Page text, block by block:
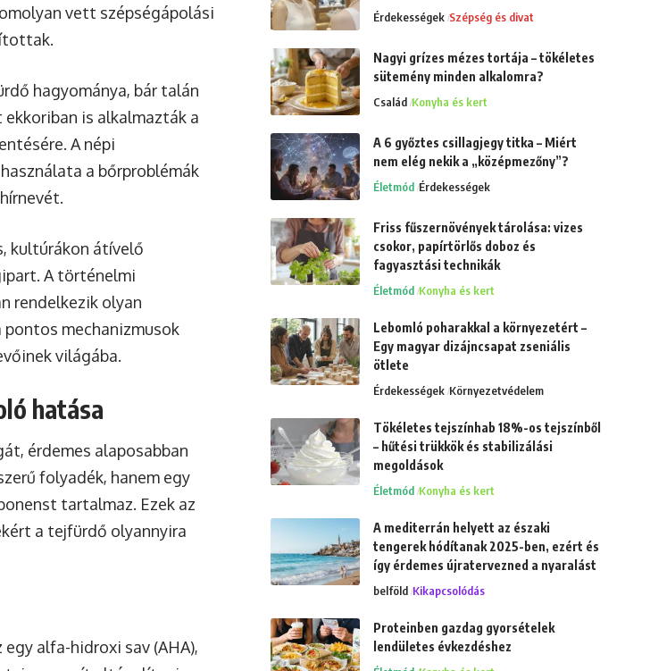
vett szépségápolási
hagyománya, bár talán
is alkalmazták a
A népi
a bőrproblémák
kultúrákon átívelő
A történelmi
rendelkezik olyan
mechanizmusok
világába.
hatása
érdemes alaposabban
folyadék, hanem egy
tartalmaz. Ezek az
a tejfürdő olyannyira
egy alfa-hidroxi sav (AHA),
Érdekességek Szépség és divat
Nagyi grízes mézes tortája – tökéletes
sütemény minden alkalomra?
Család Konyha és kert
A 6 győztes csillagjegy titka – Miért
nem elég nekik a „középmezőny”?
Életmód Érdekességek
Friss fűszernövények tárolása: vizes
csokor, papírtörlős doboz és
fagyasztási technikák
Életmód Konyha és kert
Lebomló poharakkal a környezetért –
Egy magyar dizájncsapat zseniális
ötlete
Érdekességek Környezetvédelem
Tökéletes tejszínhab 18%-os tejszínből
– hűtési trükkök és stabilizálási
megoldások
Életmód Konyha és kert
A mediterrán helyett az északi
tengerek hódítanak 2025-ben, ezért és
így érdemes újratervezned a nyaralást
belföld Kikapcsolódás
Proteinben gazdag gyorsételek
lendületes évkezdéshez